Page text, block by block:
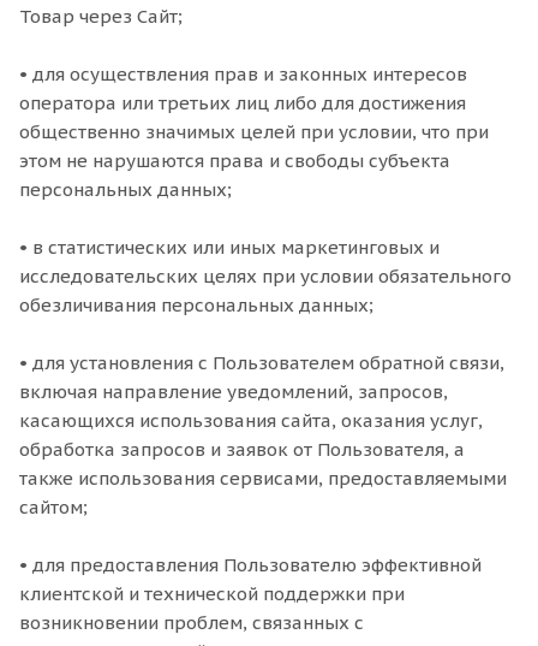
Товар через Сайт;
• для осуществления прав и законных интересов
оператора или третьих лиц либо для достижения
общественно значимых целей при условии, что при
этом не нарушаются права и свободы субъекта
персональных данных;
• в статистических или иных маркетинговых и
исследовательских целях при условии обязательного
обезличивания персональных данных;
• для установления с Пользователем обратной связи,
включая направление уведомлений, запросов,
касающихся использования сайта, оказания услуг,
обработка запросов и заявок от Пользователя, а
также использования сервисами, предоставляемыми
сайтом;
• для предоставления Пользователю эффективной
клиентской и технической поддержки при
возникновении проблем, связанных с